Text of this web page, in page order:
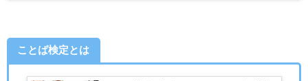
ことば検定とは